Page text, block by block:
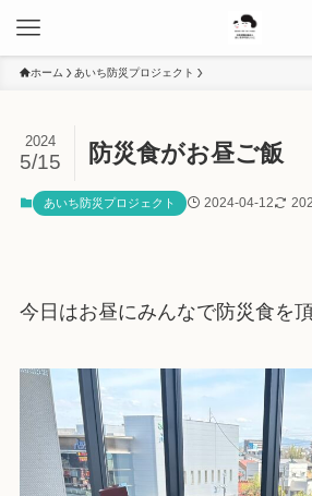
ホーム あいち防災プロジェクト
防災食がお昼ご飯
2024
5/15
あいち防災プロジェクト 2024-04-12
今日はお昼にみんなで防災食を頂